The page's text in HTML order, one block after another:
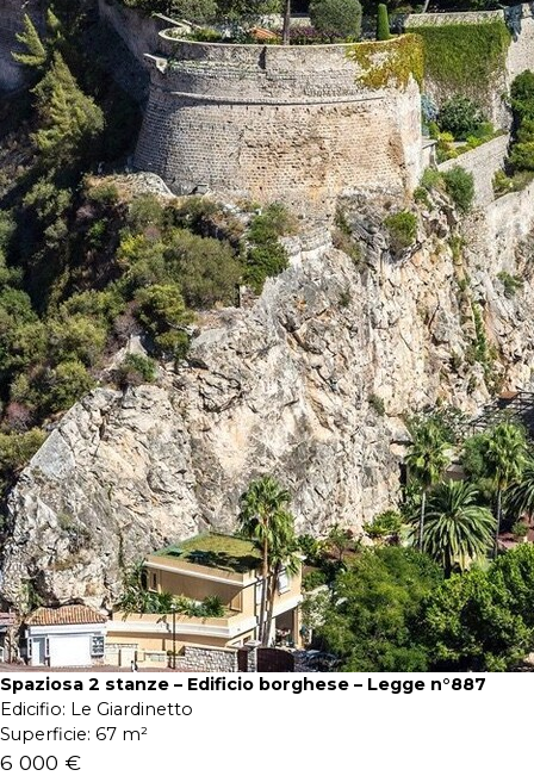
Spaziosa 2 stanze – Edificio borghese – Legge n°887
Edicifio: Le Giardinetto
Superficie: 67 m²
6 000 €